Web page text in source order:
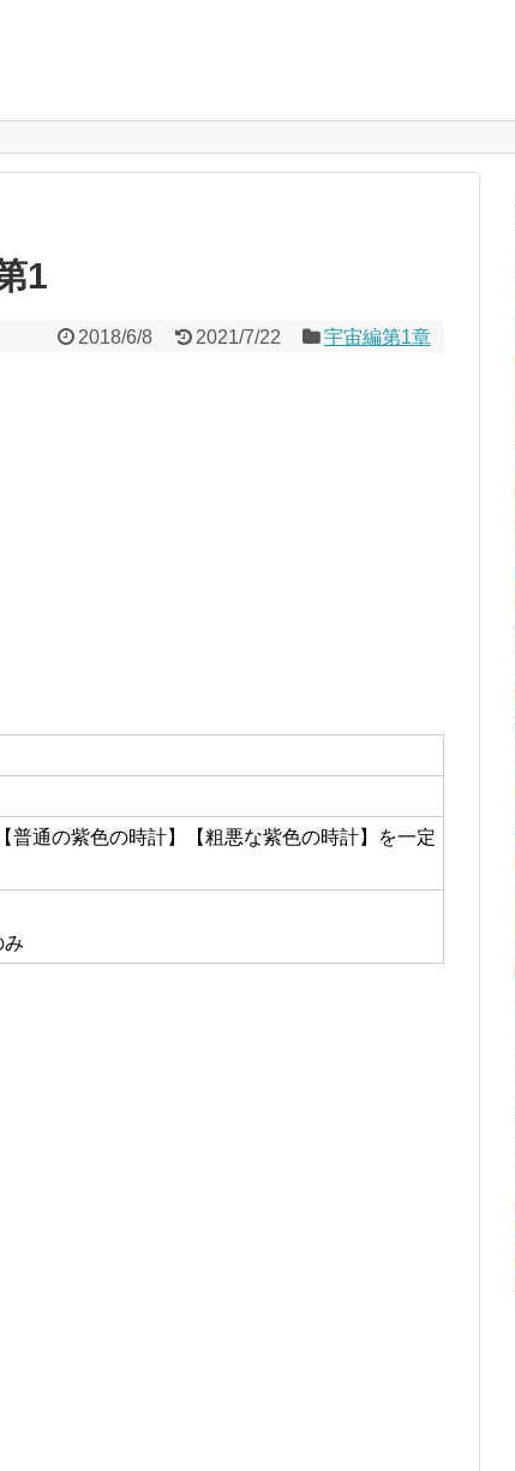
1
2018/6/8 2021/7/22 宇宙編第1章
普通の紫色の時計】【粗悪な紫色の時計】を一定
み